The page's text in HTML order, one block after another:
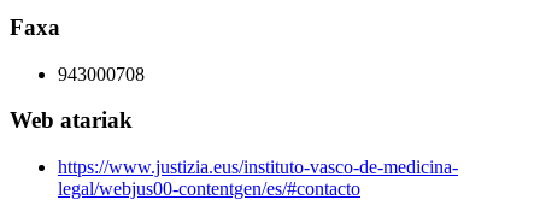
Faxa
943000708
Web atariak
https://www.justizia.eus/instituto-vasco-de-medicina-
legal/webjus00-contentgen/es/#contacto